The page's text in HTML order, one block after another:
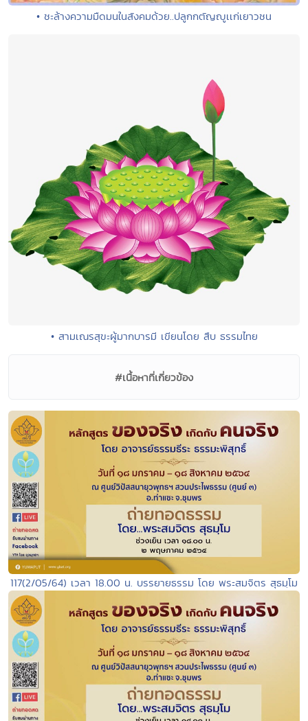
• ชะล้างความมืดมนในสังคมด้วย..ปลูกกตัญญูเเก่เยาวชน
• สามเณรสุขะผู้มากบารมี เขียนโดย สืบ ธรรมไทย
#เนื้อหาที่เกี่ยวข้อง
117(2/05/64) เวลา 18.00 น. บรรยายธรรม โดย พระสมจิตร สุธมฺโม